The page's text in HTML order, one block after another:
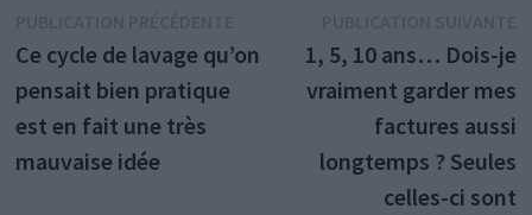
de
l’article
précédente :
Ce cycle de lavage qu’on
pensait bien pratique
est en fait une très
mauvaise idée
1, 5, 10 ans… Dois-je
vraiment garder mes
factures aussi
longtemps ? Seules
celles-ci sont